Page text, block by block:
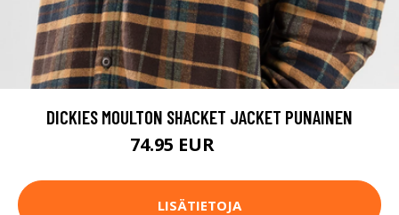
DICKIES MOULTON SHACKET JACKET PUNAINEN
74.95 EUR
LISÄTIETOJA